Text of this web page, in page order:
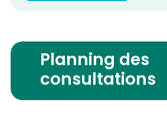
Planning des
consultations